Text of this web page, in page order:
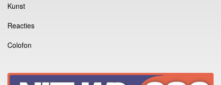
Kunst
Reacties
Colofon